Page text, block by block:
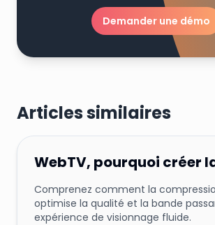
Demander une démo
Articles similaires
T Team Streamfizz
WebTV, pourquoi créer
Comprenez comment la
optimise la qualité et la bande
expérience de visionnage fluide.